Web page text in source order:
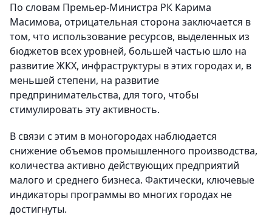
По словам Премьер-Министра РК Карима
Масимова, отрицательная сторона заключается в
том, что использование ресурсов, выделенных из
бюджетов всех уровней, большей частью шло на
развитие ЖКХ, инфраструктуры в этих городах и, в
меньшей степени, на развитие
предпринимательства, для того, чтобы
стимулировать эту активность.
В связи с этим в моногородах наблюдается
снижение объемов промышленного производства,
количества активно действующих предприятий
малого и среднего бизнеса. Фактически, ключевые
индикаторы программы во многих городах не
достигнуты.